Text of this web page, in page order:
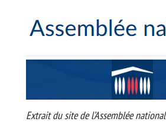
Extrait du site de l’Assemblée nationale
Prénom *